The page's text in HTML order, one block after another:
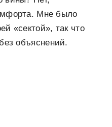
Мне было
«сектой», так что
объяснений.